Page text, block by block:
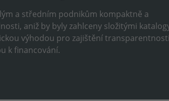
a středním podnikům kompaktně a
aniž by byly zahlceny složitými
výhodou pro zajištění
k financování.